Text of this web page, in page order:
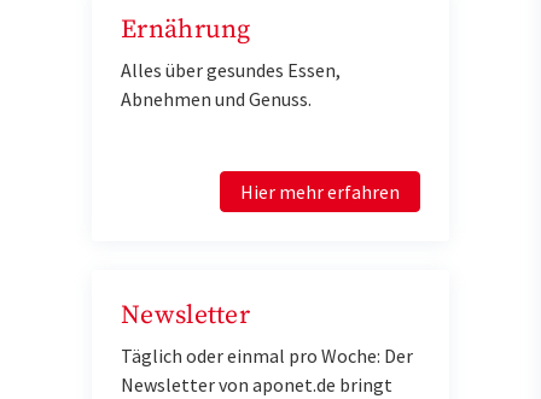
Ernährung
Alles über gesundes Essen,
Abnehmen und Genuss.
Hier mehr erfahren
Newsletter
Täglich oder einmal pro Woche: Der
Newsletter von aponet.de bringt